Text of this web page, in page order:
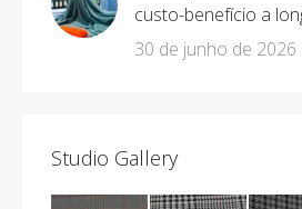
custo-benefício a
30 de junho de 2026
Studio Gallery